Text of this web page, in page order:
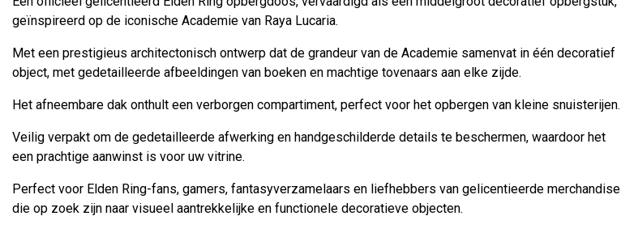
geïnspireerd op de iconische Academie van Raya Lucaria.
Met een prestigieus architectonisch ontwerp dat de grandeur van de Academie samenvat in één decoratief
object, met gedetailleerde afbeeldingen van boeken en machtige tovenaars aan elke zijde.
Het afneembare dak onthult een verborgen compartiment, perfect voor het opbergen van kleine snuisterijen.
Veilig verpakt om de gedetailleerde afwerking en handgeschilderde details te beschermen, waardoor het
een prachtige aanwinst is voor uw vitrine.
Perfect voor Elden Ring-fans, gamers, fantasyverzamelaars en liefhebbers van gelicentieerde merchandise
die op zoek zijn naar visueel aantrekkelijke en functionele decoratieve objecten.